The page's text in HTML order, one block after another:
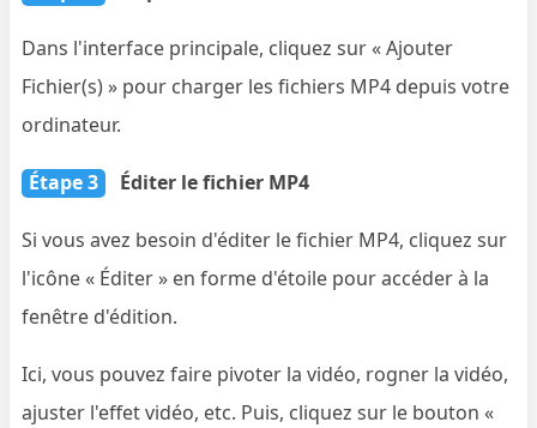
Dans l'interface principale, cliquez sur « Ajouter
Fichier(s) » pour charger les fichiers MP4 depuis votre
ordinateur.
Étape 3 Éditer le fichier MP4
Si vous avez besoin d'éditer le fichier MP4, cliquez sur
l'icône « Éditer » en forme d'étoile pour accéder à la
fenêtre d'édition.
Ici, vous pouvez faire pivoter la vidéo, rogner la vidéo,
ajuster l'effet vidéo, etc. Puis, cliquez sur le bouton «